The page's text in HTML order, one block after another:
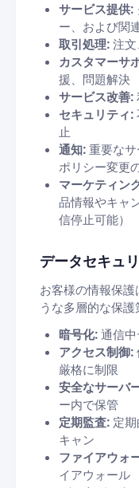
サービス提供:
ー、および関
取引処理:注
カスタマーサ
援、問題解決
サービス改善:
セキュリティ:
止
通知:重要なサ
ポリシー変更
マーケティン
品情報やキャ
信停止可能）
データセキュ
お客様の情報保
うな多層的な保
暗号化:通信
アクセス制御:
厳格に制限
安全なサーバ
ー内で保管
定期監査: 定
キャン
ファイアウォ
イアウォール